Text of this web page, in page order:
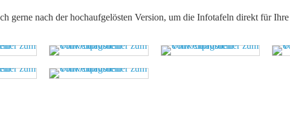
gerne nach der hochaufgelösten Version, um die Infotafeln direkt für